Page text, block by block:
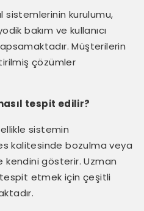
sistemlerinin kurulumu,
bakım ve kullanıcı
Müşterilerin
çözümler
tespit edilir?
sistemin
kalitesinde bozulma veya
kendini gösterir. Uzman
etmek için çeşitli